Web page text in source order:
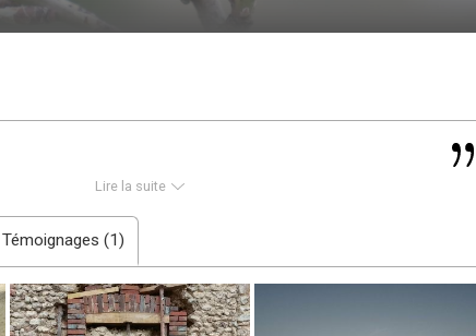
Lire la suite
Témoignages (1)